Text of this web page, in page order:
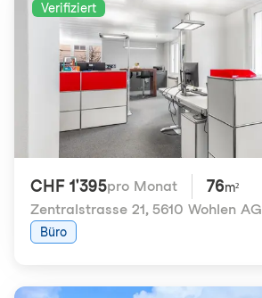
Verifiziert
CHF 1'395pro Monat 76m²
Zentralstrasse 21, 5610 Wohlen AG
Büro